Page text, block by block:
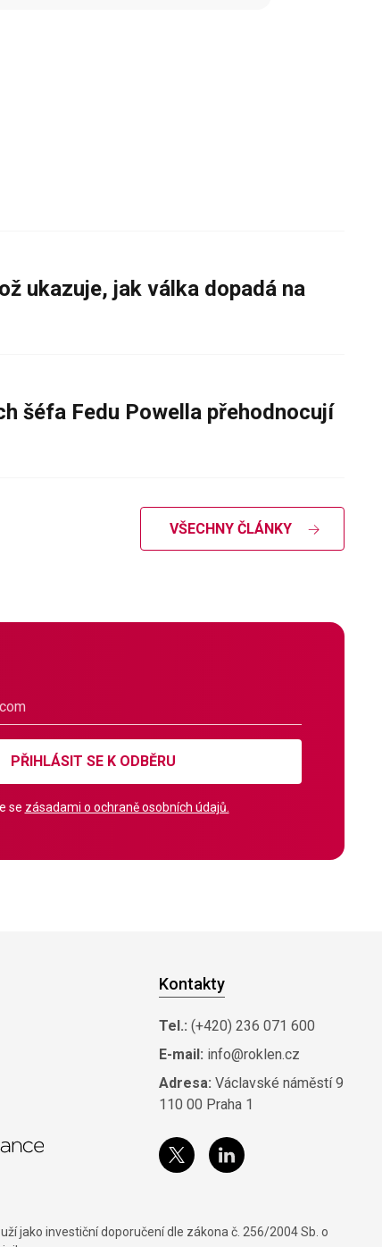
ukazuje, jak válka dopadá na
šéfa Fedu Powella přehodnocují
VŠECHNY ČLÁNKY
PŘIHLÁSIT SE K ODBĚRU
se zásadami o ochraně osobních údajů.
Kontakty
Tel.: (+420) 236 071 600
E-mail: info@roklen.cz
Adresa: Václavské náměstí 9
110 00 Praha 1
jako investiční doporučení dle zákona č. 256/2004 Sb. o